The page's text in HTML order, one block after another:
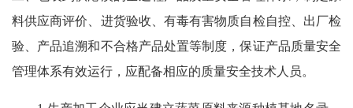
料供应商评价、进货验收、有毒有害物质自检自控、出厂检
验、产品追溯和不合格产品处置等制度，保证产品质量安全
管理体系有效运行，应配备相应的质量安全技术人员。